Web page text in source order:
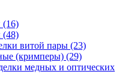
(16)
(48)
витой пары (23)
(кримперы) (29)
медных и оптических